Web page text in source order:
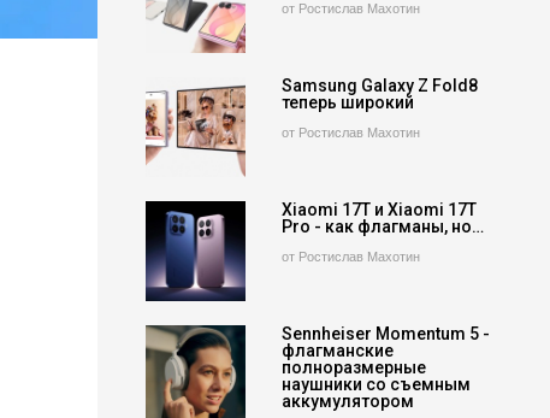
от Ростислав Махотин
Samsung Galaxy Z Fold8
теперь широкий
от Ростислав Махотин
Xiaomi 17T и Xiaomi 17T
Pro - как флагманы, но…
от Ростислав Махотин
Sennheiser Momentum 5 -
флагманские
полноразмерные
наушники со съемным
аккумулятором